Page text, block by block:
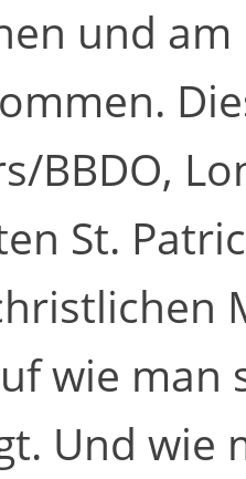
und am
BBDO,
St.
wie man
Und wie